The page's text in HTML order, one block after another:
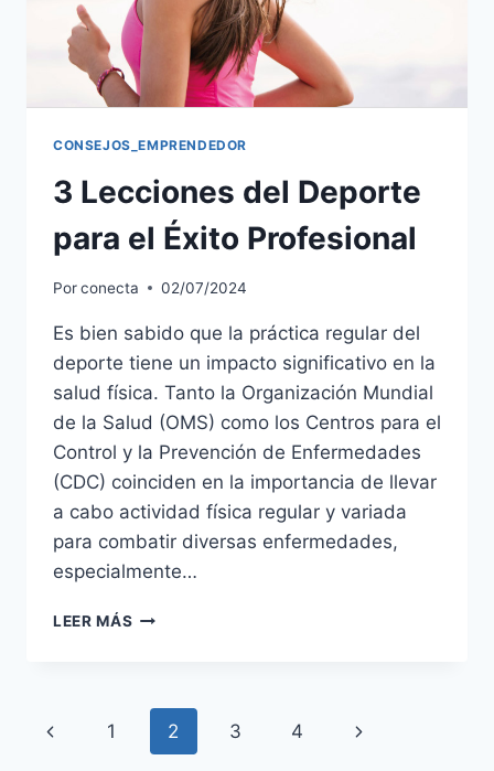
CONSEJOS_EMPRENDEDOR
3 Lecciones del Deporte
para el Éxito Profesional
Porconecta 02/07/2024
Es bien sabido que la práctica regular del
deporte tiene un impacto significativo en la
salud física. Tanto la Organización Mundial
de la Salud (OMS) como los Centros para el
Control y la Prevención de Enfermedades
(CDC) coinciden en la importancia de llevar
a cabo actividad física regular y variada
para combatir diversas enfermedades,
especialmente…
LEER MÁS
1 2 3 4